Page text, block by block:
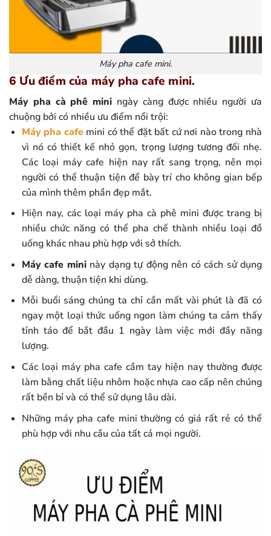
Máy pha cafe mini.
6 Ưu điểm của máy pha cafe mini.
Máy pha cà phê mini ngày càng được nhiều người ưa
chuộng bởi có nhiều ưu điểm nổi trội:
Máy pha cafemini có thể đặt bất cứ nơi nào trong nhà
vì nó có thiết kế nhỏ gọn, trọng lượng tương đối nhẹ.
Các loại máy cafe hiện nay rất sang trọng, nên mọi
người có thể thuận tiện để bày trí cho không gian bếp
của mình thêm phần đẹp mắt.
Hiện nay, các loại máy pha cà phê mini được trang bị
nhiều chức năng có thể pha chế thành nhiều loại đồ
uống khác nhau phù hợp với sở thích.
Máy cafe mininày dạng tự động nên có cách sử dụng
dễ dàng, thuận tiện khi dùng.
Mỗi buổi sáng chúng ta chỉ cần mất vài phút là đã có
ngay một loại thức uống ngon làm chúng ta cảm thấy
tỉnh táo để bắt đầu 1 ngày làm việc mới đầy năng
lượng.
Các loại máy pha cafe cầm tay hiện nay thường được
làm bằng chất liệu nhôm hoặc nhựa cao cấp nên chúng
rất bền bỉ và có thể sử dụng lâu dài.
Những máy pha cafe mini thường có giá rất rẻ có thể
phù hợp với nhu cầu của tất cả mọi người.